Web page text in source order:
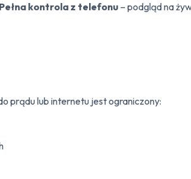
Pełna kontrola z telefonu – podgląd na
prądu lub internetu jest ograniczony: